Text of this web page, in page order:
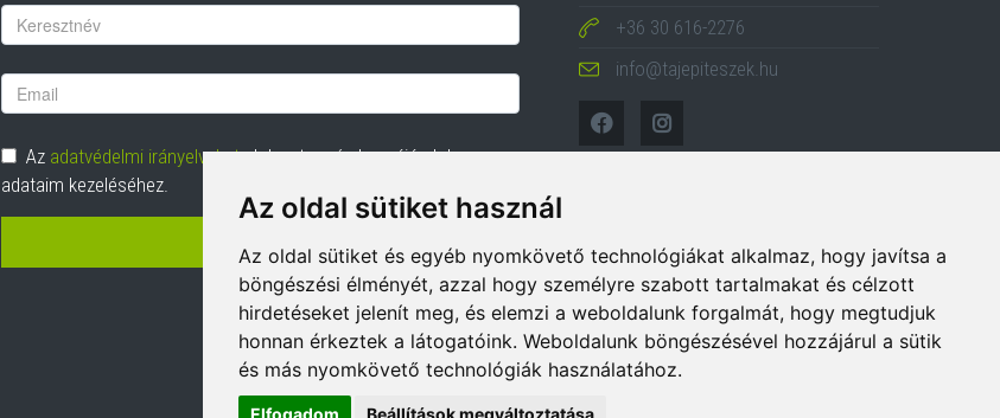
Az oldal sütiket használ
Az oldal sütiket és egyéb nyomkövető technológiákat alkalmaz, hogy javítsa a
böngészési élményét, azzal hogy személyre szabott tartalmakat és célzott
hirdetéseket jelenít meg, és elemzi a weboldalunk forgalmát, hogy megtudjuk
honnan érkeztek a látogatóink. Weboldalunk böngészésével hozzájárul a sütik
és más nyomkövető technológiák használatához.
Elfogadom Beállítások megváltoztatása
Vezetéknév
Email
cím
Adatvédelem
Az adatvédelmi irányelveketelolvastam és hozzájárulok
adataim kezeléséhez.
+36 30 616-2276
info@tajepiteszek.hu